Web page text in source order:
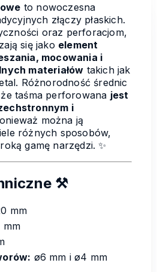
to nowoczesna
złączy płaskich.
oraz perforacjom,
się jako element
mocowania i
materiałów takich jak
Różnorodność średnic
taśma perforowana jest
i
można ją
różnych sposobów,
gamę narzędzi. ✨
⚒
mm
mm
ø6 mm i ø4 mm